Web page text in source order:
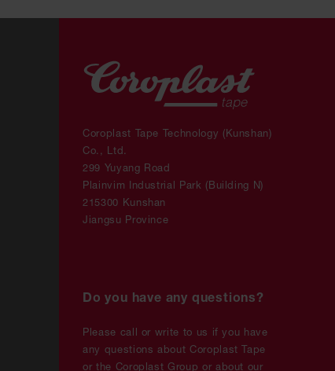
Coroplast Tape Technology (Kunshan)
Co., Ltd.
299 Yuyang Road
Plainvim Industrial Park (Building N)
215300 Kunshan
Jiangsu Province
Do you have any questions?
Please call or write to us if you have
any questions about Coroplast Tape
or the Coroplast Group or about our